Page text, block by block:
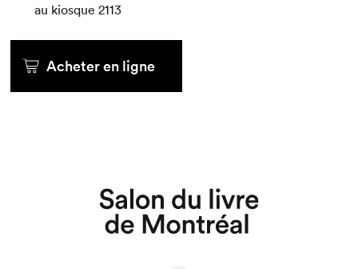
Que cherchez-vous?
au kiosque 2113
Acheter en ligne